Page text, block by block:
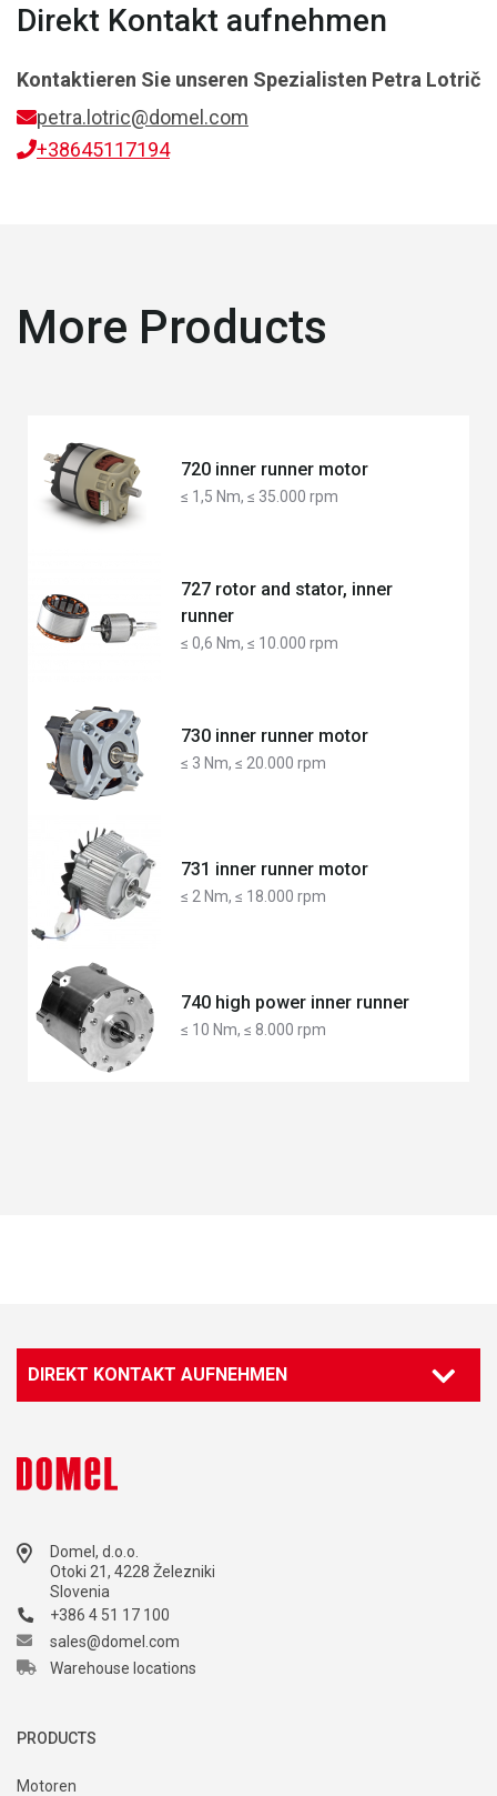
Direkt Kontakt aufnehmen
Kontaktieren Sie unseren Spezialisten Petra Lotrič
petra.lotric@domel.com
+38645117194
More Products
720 inner runner motor
≤ 1,5 Nm, ≤ 35.000 rpm
727 rotor and stator, inner
runner
≤ 0,6 Nm, ≤ 10.000 rpm
730 inner runner motor
≤ 3 Nm, ≤ 20.000 rpm
731 inner runner motor
≤ 2 Nm, ≤ 18.000 rpm
740 high power inner runner
≤ 10 Nm, ≤ 8.000 rpm
DIREKT KONTAKT AUFNEHMEN
Domel, d.o.o.
Otoki 21, 4228 Železniki
Slovenia
+386 4 51 17 100
sales@domel.com
Warehouse locations
PRODUCTS
Motoren